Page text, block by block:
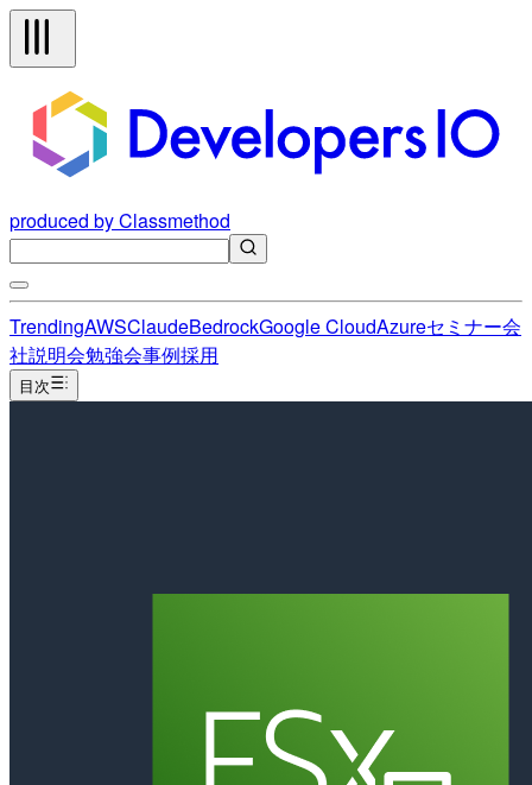
produced by Classmethod
TrendingAWSClaudeBedrockGoogle CloudAzureセミナー会
社説明会勉強会事例採用
目次